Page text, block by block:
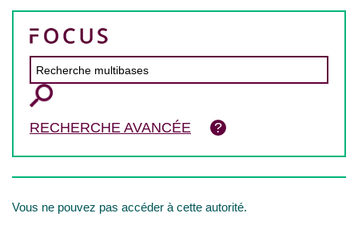
RECHERCHE AVANCÉE
Vous ne pouvez pas accéder à cette autorité.